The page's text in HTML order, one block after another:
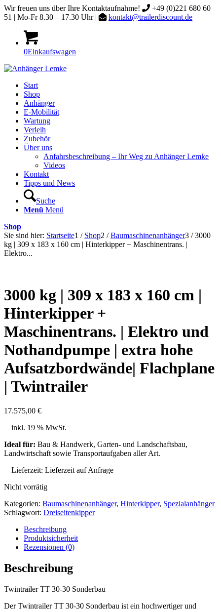
Wir freuen uns über Ihre Kontaktaufnahme!
+49 (0)221 680 60
51 | Mo-Fr 8.30 – 17.30 Uhr |
kontakt@trailerdiscount.de
0Einkaufswagen
Start
Shop
Anhänger
E-Mobilität
Wartung
Verleih
Zubehör
Über uns
Anfahrsbeschreibung – Ihr Weg zu Anhänger Lemke
Videos
Kontakt
Tipps und News
Suche
Menü Menü
Shop
Sie sind hier: Startseite1 / Shop2 / Baumaschinenanhänger3 / 3000
kg | 309 x 183 x 160 cm | Hinterkipper + Maschinentrans. |
Elektro...
3000 kg | 309 x 183 x 160 cm |
Hinterkipper +
Maschinentrans. | Elektro und
Nothandpumpe | extra hohe
Aufsatzbordwände| Flachplane
| Twintrailer
17.575,00 €
inkl. 19 % MwSt.
Ideal für: Bau & Handwerk, Garten- und Landschaftsbau,
Landwirtschaft sowie Transportaufgaben aller Art.
Lieferzeit: Lieferzeit auf Anfrage
Nicht vorrätig
Kategorien: Baumaschinenanhänger, Hinterkipper, Spezialanhänger
Schlagwort: Dreiseitenkipper
Beschreibung
Produktsicherheit
Rezensionen (0)
Beschreibung
Twintrailer TT 30-30 Sonderbau
Der Twintrailer TT 30-30 Sonderbau ist ein hochwertiger und